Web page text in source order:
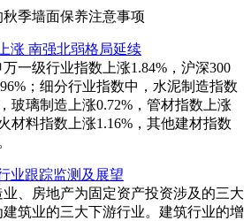
季墙面保养注意事项
涨 南强北弱格局延续
一级行业指数上涨1.84%，沪深300
；细分行业指数中，水泥制造指数
玻璃制造上涨0.72%，管材指数上涨
材料指数上涨1.16%，其他建材指数
业跟踪监测及展望
、房地产为固定资产投资涉及的三大
筑业的三大下游行业。建筑行业的增